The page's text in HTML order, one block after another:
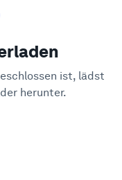
ist, lädst
herunter.